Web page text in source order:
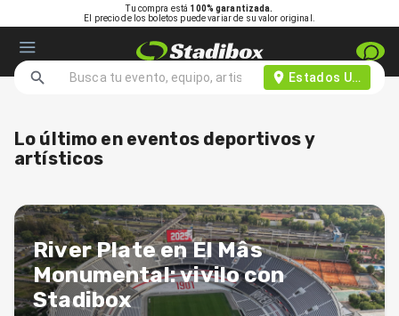
Tu compra está 100% garantizada.
El precio de los boletos puede variar de su valor original.
Estados Unidos
Lo último en eventos deportivos y
artísticos
River Plate en El Mâs
Monumental: vivilo con
Stadibox